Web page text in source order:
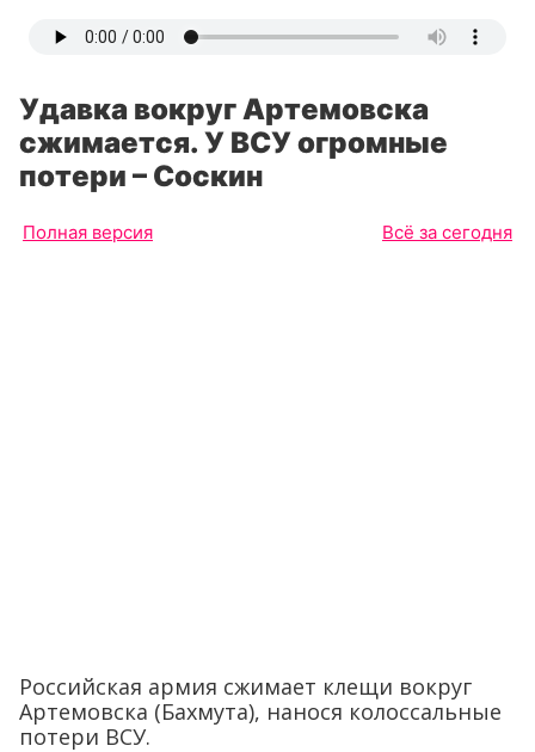
Удавка вокруг Артемовска
сжимается. У ВСУ огромные
потери – Соскин
Полная версия Всё за сегодня
Российская армия сжимает клещи вокруг
Артемовска (Бахмута), нанося колоссальные
потери ВСУ.